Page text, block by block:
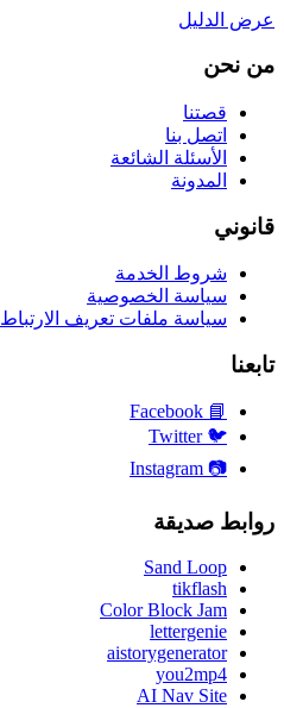
عرض الدليل
من نحن
قصتنا
اتصل بنا
الأسئلة الشائعة
المدونة
قانوني
شروط الخدمة
سياسة الخصوصية
سياسة ملفات تعريف الارتباط
تابعنا
📘
🐦
Twitter
📷
روابط صديقة
Sand Loop
tikflash
Color Block Jam
lettergenie
aistorygenerator
you2mp4
AI Nav Site